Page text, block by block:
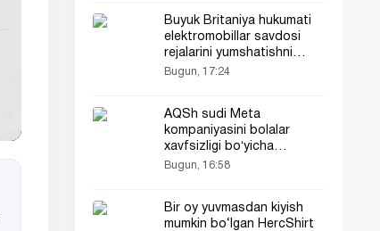
Buyuk Britaniya hukumati
elektromobillar savdosi
rejalarini yumshatishni
muhokama qilmoqda
Bugun, 17:24
AQSh sudi Meta
kompaniyasini bolalar
xavfsizligi boʻyicha
jarimaga tortdi
Bugun, 16:58
Bir oy yuvmasdan kiyish
mumkin bo‘lgan HercShirt